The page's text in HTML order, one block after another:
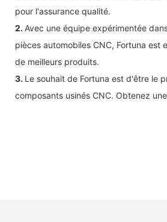
pour l'assurance qualité.
2. Avec une équipe expérimentée
pièces automobiles CNC, Fortuna est
de meilleurs produits.
3. Le souhait de Fortuna est d'être le
composants usinés CNC. Obtenez